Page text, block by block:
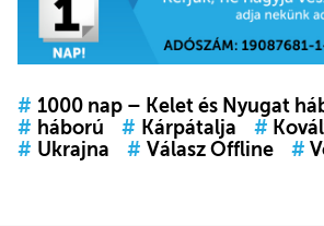
# 1000 nap – Kelet és Nyugat
# háború # Kárpátalja #
# Ukrajna # Válasz Offline #